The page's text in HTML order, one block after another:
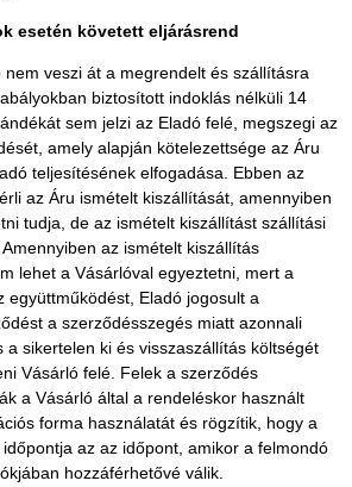
esetén követett eljárásrend
veszi át a megrendelt és szállításra
biztosított indoklás nélküli 14
sem jelzi az Eladó felé, megszegi az
amely alapján kötelezettsége az Áru
teljesítésének elfogadása. Ebben az
az Áru ismételt kiszállítását, amennyiben
tudja, de az ismételt kiszállítást szállítási
az ismételt kiszállítás
lehet a Vásárlóval egyeztetni, mert a
együttműködést, Eladó jogosult a
a szerződésszegés miatt azonnali
a sikertelen ki és visszaszállítás költségét
Vásárló felé. Felek a szerződés
a Vásárló által a rendeléskor használt
forma használatát és rögzítik, hogy a
az az időpont, amikor a felmondó
hozzáférhetővé válik.